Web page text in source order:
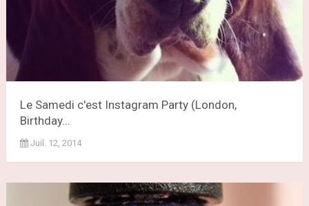
Le Samedi c'est Instagram Party (London,
Birthday...
Juil. 12, 2014